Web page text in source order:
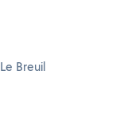
Breuil